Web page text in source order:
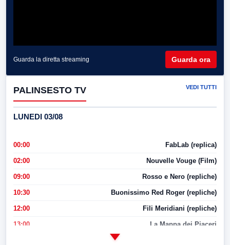
Guarda la diretta streaming Guarda ora
PALINSESTO TV VEDI TUTTI
LUNEDI 03/08
00:00 FabLab (replica)
02:00 Nouvelle Vouge (Film)
09:00 Rosso e Nero (repliche)
10:30 Buonissimo Red Roger (repliche)
12:00 Fili Meridiani (repliche)
13:00 La Mappa dei Piaceri